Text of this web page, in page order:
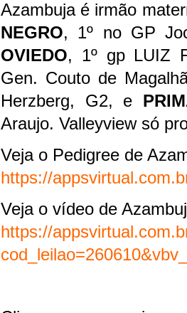
Azambuja é irmão
NEGRO, 1º no GP
OVIEDO, 1º gp LUIZ
Gen. Couto de
Herzberg, G2, e
Araujo. Valleyview só
Veja o Pedigree de
https://
Veja o vídeo de
https://